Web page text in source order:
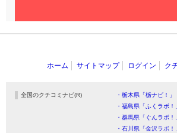
ホーム サイトマップ ログイン ク
全国のクチコミナビ(R) ・栃木県「栃ナビ！」
・福島県「ふくラボ！
・群馬県「ぐんラボ！
・石川県「金沢ラボ！